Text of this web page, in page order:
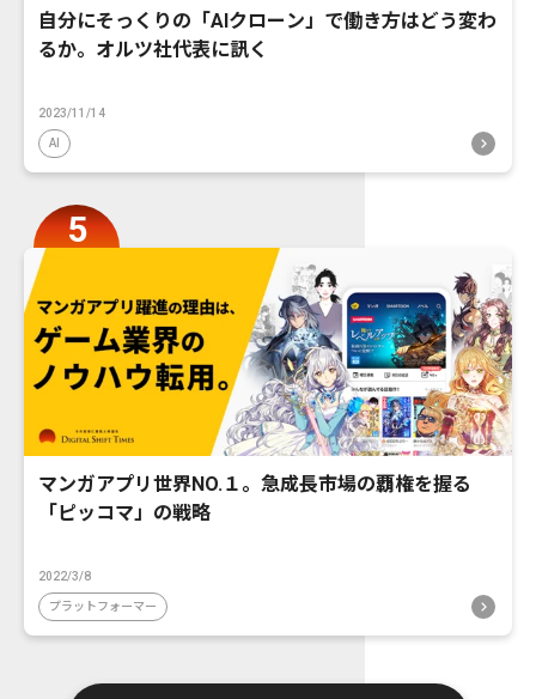
自分にそっくりの「AIクローン」で働き方はどう変わ
るか。オルツ社代表に訊く
2023/11/14
AI
マンガアプリ世界NO.１。急成長市場の覇権を握る
「ピッコマ」の戦略
2022/3/8
プラットフォーマー